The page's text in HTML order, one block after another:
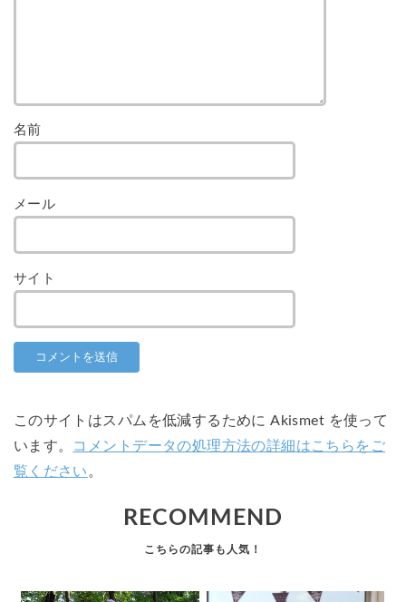
名前
メール
サイト
このサイトはスパムを低減するために Akismet を使って
います。 コメントデータの処理方法の詳細はこちらをご
覧ください。
RECOMMEND